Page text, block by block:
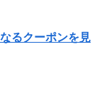
るクーポンを見